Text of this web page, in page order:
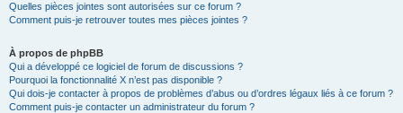
Quelles pièces jointes sont autorisées sur ce forum ?
Comment puis-je retrouver toutes mes pièces jointes ?
À propos de phpBB
Qui a développé ce logiciel de forum de discussions ?
Pourquoi la fonctionnalité X n’est pas disponible ?
Qui dois-je contacter à propos de problèmes d’abus ou d’ordres légaux liés à ce forum ?
Comment puis-je contacter un administrateur du forum ?